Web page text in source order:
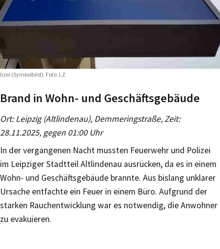
(Symbolbild). Foto: LZ
Brand in Wohn- und Geschäftsgebäude
Ort: Leipzig (Altlindenau), Demmeringstraße, Zeit:
28.11.2025, gegen 01:00 Uhr
In der vergangenen Nacht mussten Feuerwehr und Polizei
im Leipziger Stadtteil Altlindenau ausrücken, da es in einem
Wohn- und Geschäftsgebäude brannte. Aus bislang unklarer
Ursache entfachte ein Feuer in einem Büro. Aufgrund der
starken Rauchentwicklung war es notwendig, die Anwohner
zu evakuieren.